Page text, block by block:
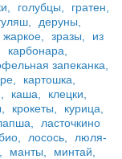
голубцы,
гратен,
деруны,
жаркое, зразы,
из
карбонара,
запеканка,
картошка,
каша,
клецки,
крокеты,
курица,
ласточкино
лосось,
люля-
манты,
минтай,